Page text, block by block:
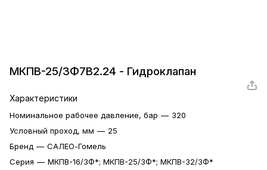
МКПВ-25/3Ф7В2.24 - Гидроклапан
Характеристики
Номинальное рабочее давление, бар — 320
Условный проход, мм — 25
Бренд — САЛЕО-Гомель
Серия — МКПВ-16/3Ф*; МКПВ-25/3Ф*; МКПВ-32/3Ф*